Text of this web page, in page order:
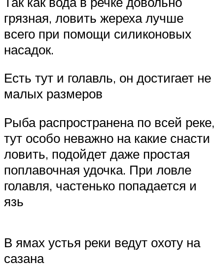
грязная, ловить жереха лучше
всего при помощи силиконовых
насадок.
Есть тут и голавль, он достигает не
малых размеров
Рыба распространена по всей реке,
тут особо неважно на какие снасти
ловить, подойдет даже простая
поплавочная удочка. При ловле
голавля, частенько попадается и
язь
В ямах устья реки ведут охоту на
сазана